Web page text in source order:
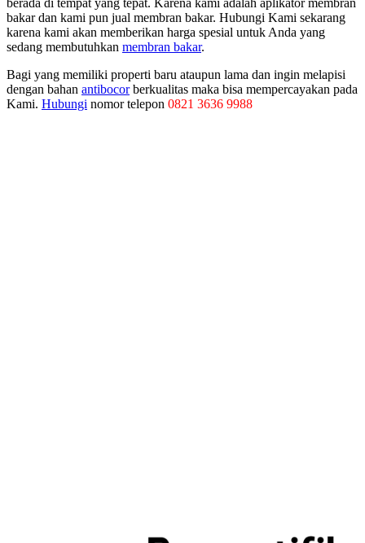
bakar dan kami pun jual membran bakar. Hubungi Kami sekarang
karena kami akan memberikan harga spesial untuk Anda yang
sedang membutuhkan membran bakar.
Bagi yang memiliki properti baru ataupun lama dan ingin melapisi
dengan bahan antibocorberkualitas maka bisa mempercayakan pada
Kami. Hubungi nomor telepon 0821 3636 9988